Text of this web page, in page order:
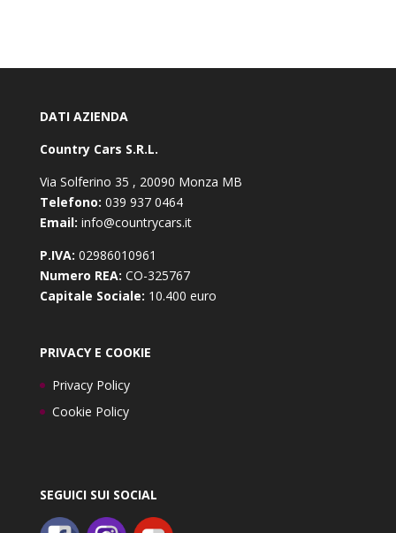
DATI AZIENDA
Country Cars S.R.L.
Via Solferino 35 , 20090 Monza MB
Telefono: 039 937 0464
Email: info@countrycars.it
P.IVA: 02986010961
Numero REA: CO-325767
Capitale Sociale: 10.400 euro
PRIVACY E COOKIE
Privacy Policy
Cookie Policy
SEGUICI SUI SOCIAL